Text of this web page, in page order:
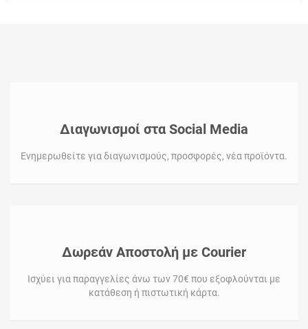
Διαγωνισμοί στα Social Media
Ενημερωθείτε για διαγωνισμούς, προσφορές, νέα προϊόντα.
Δωρεάν Αποστολή με Courier
Ισχύει για παραγγελίες άνω των 70€ που εξοφλούνται με
κατάθεση ή πιστωτική κάρτα.